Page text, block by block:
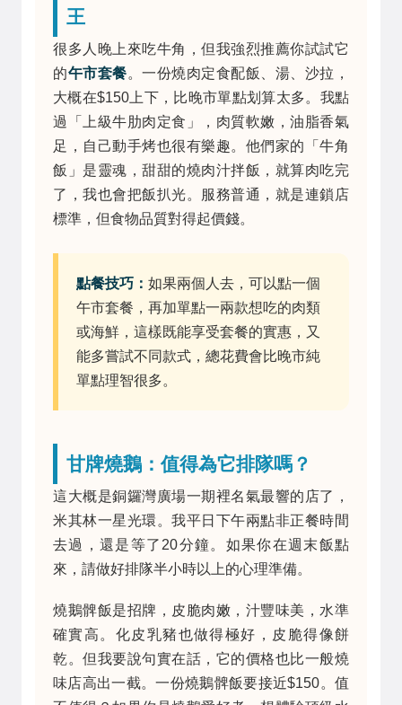
王
很多人晚上來吃牛角，但我強烈推薦你試試它
的午市套餐。一份燒肉定食配飯、湯、沙拉，
大概在$150上下，比晚市單點划算太多。我點
過「上級牛肋肉定食」，肉質軟嫩，油脂香氣
足，自己動手烤也很有樂趣。他們家的「牛角
飯」是靈魂，甜甜的燒肉汁拌飯，就算肉吃完
了，我也會把飯扒光。服務普通，就是連鎖店
標準，但食物品質對得起價錢。
點餐技巧： 如果兩個人去，可以點一個
午市套餐，再加單點一兩款想吃的肉類
或海鮮，這樣既能享受套餐的實惠，又
能多嘗試不同款式，總花費會比晚市純
單點理智很多。
甘牌燒鵝：值得為它排隊嗎？
這大概是銅鑼灣廣場一期裡名氣最響的店了，
米其林一星光環。我平日下午兩點非正餐時間
去過，還是等了20分鐘。如果你在週末飯點
來，請做好排隊半小時以上的心理準備。
燒鵝髀飯是招牌，皮脆肉嫩，汁豐味美，水準
確實高。化皮乳豬也做得極好，皮脆得像餅
乾。但我要說句實在話，它的價格也比一般燒
味店高出一截。一份燒鵝髀飯要接近$150。值